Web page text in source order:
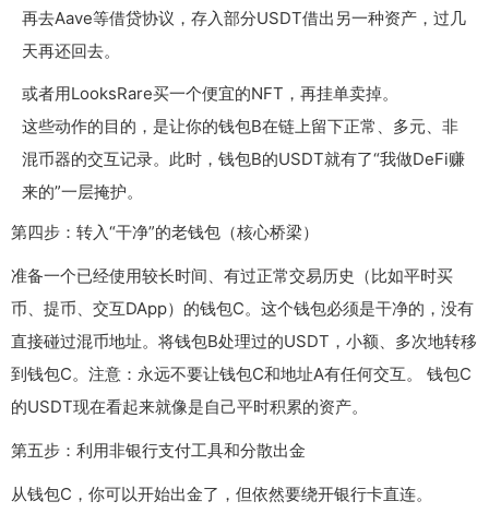
再去Aave等借贷协议，存入部分USDT借出另一种资产，过几
天再还回去。
或者用LooksRare买一个便宜的NFT，再挂单卖掉。
这些动作的目的，是让你的钱包B在链上留下正常、多元、非
混币器的交互记录。此时，钱包B的USDT就有了“我做DeFi赚
来的”一层掩护。
第四步：转入“干净”的老钱包（核心桥梁）
准备一个已经使用较长时间、有过正常交易历史（比如平时买
币、提币、交互DApp）的钱包C。这个钱包必须是干净的，没有
直接碰过混币地址。将钱包B处理过的USDT，小额、多次地转移
到钱包C。注意：永远不要让钱包C和地址A有任何交互。 钱包C
的USDT现在看起来就像是自己平时积累的资产。
第五步：利用非银行支付工具和分散出金
从钱包C，你可以开始出金了，但依然要绕开银行卡直连。